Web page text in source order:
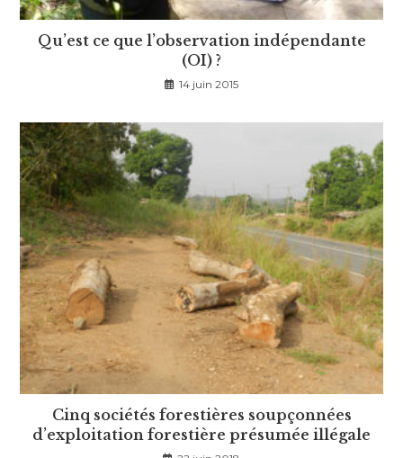
Qu’est ce que l’observation indépendante
(OI) ?
14 juin 2015
Cinq sociétés forestières soupçonnées
d’exploitation forestière présumée illégale